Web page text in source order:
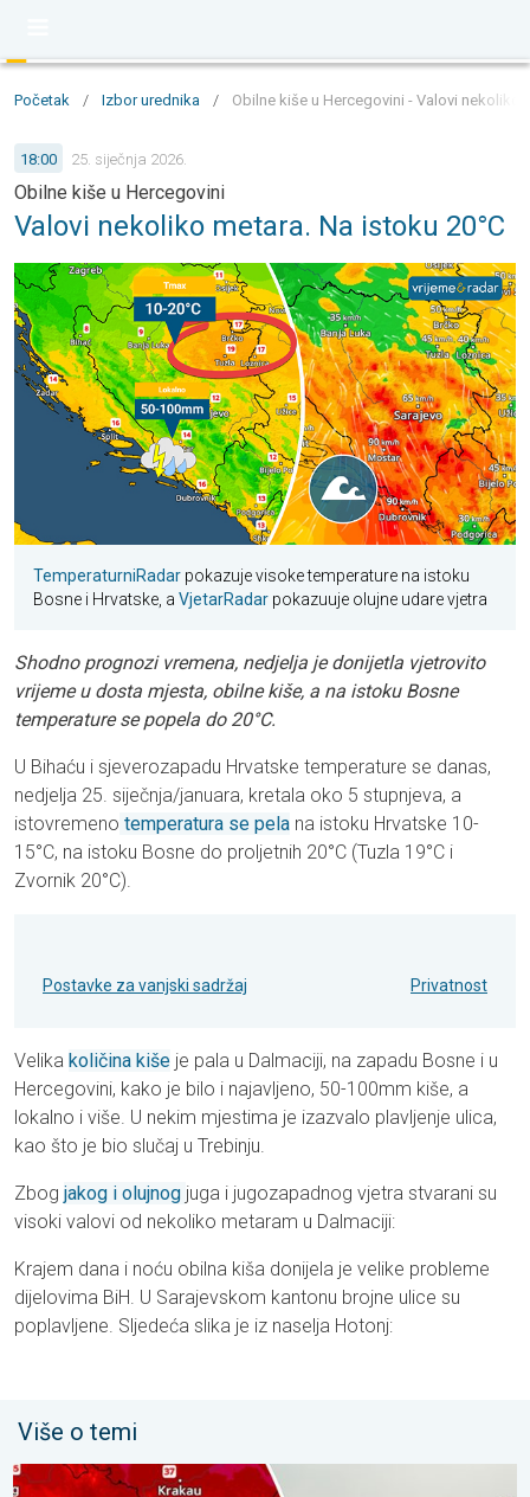
Početak / Izbor urednika / Obilne kiše u Hercegovini - Valovi nekoliko
18:00 25. siječnja 2026.
Obilne kiše u Hercegovini
Valovi nekoliko metara. Na istoku 20°C
TemperaturniRadar pokazuje visoke temperature na istoku
Bosne i Hrvatske, a VjetarRadar pokazuuje olujne udare vjetra
Shodno prognozi vremena, nedjelja je donijetla vjetrovito
vrijeme u dosta mjesta, obilne kiše, a na istoku Bosne
temperature se popela do 20°C.
U Bihaću i sjeverozapadu Hrvatske temperature se danas,
nedjelja 25. siječnja/januara, kretala oko 5 stupnjeva, a
istovremeno temperatura se pela na istoku Hrvatske 10-
15°C, na istoku Bosne do proljetnih 20°C (Tuzla 19°C i
Zvornik 20°C).
Postavke za vanjski sadržaj Privatnost
Velika količina kiše je pala u Dalmaciji, na zapadu Bosne i u
Hercegovini, kako je bilo i najavljeno, 50-100mm kiše, a
lokalno i više. U nekim mjestima je izazvalo plavljenje ulica,
kao što je bio slučaj u Trebinju.
Zbog jakog i olujnog juga i jugozapadnog vjetra stvarani su
visoki valovi od nekoliko metaram u Dalmaciji:
Krajem dana i noću obilna kiša donijela je velike probleme
dijelovima BiH. U Sarajevskom kantonu brojne ulice su
poplavljene. Sljedeća slika je iz naselja Hotonj:
Više o temi
Ekstremne vrućine u istočnoj Europi. Temperature iznad